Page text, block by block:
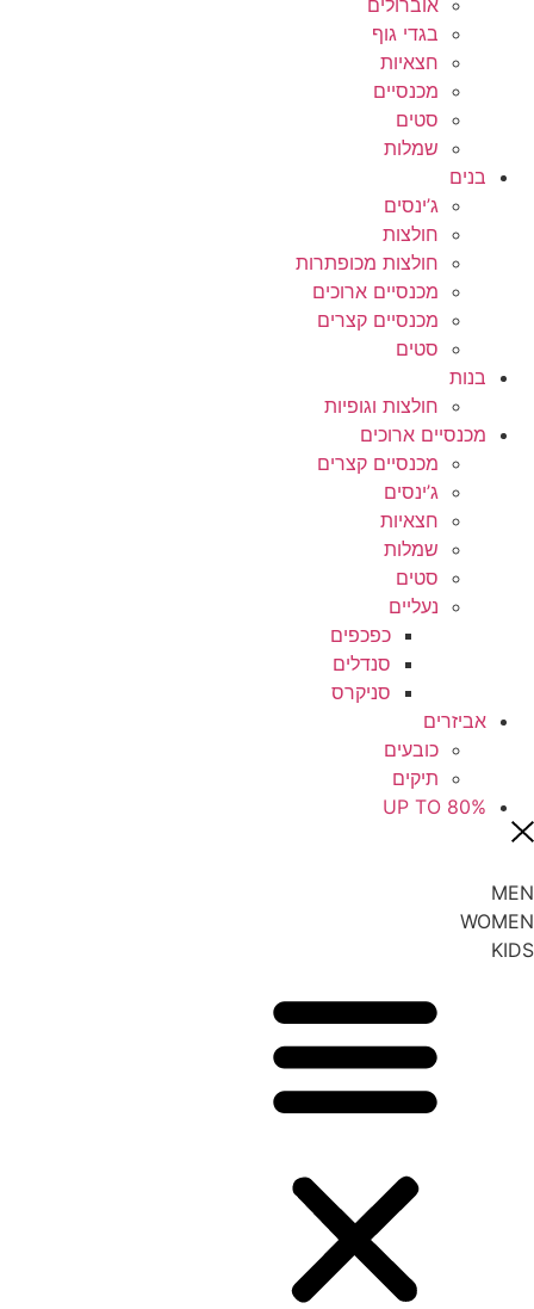
בגדי גוף
חצאיות
מכנסיים
סטים
שמלות
בנים
ג’ינסים
חולצות
חולצות מכופתרות
מכנסיים ארוכים
מכנסיים קצרים
סטים
בנות
חולצות וגופיות
מכנסיים ארוכים
מכנסיים קצרים
ג’ינסים
חצאיות
שמלות
סטים
נעליים
כפכפים
סנדלים
סניקרס
אביזרים
כובעים
תיקים
UP TO 80%
MEN
WOMEN
KIDS